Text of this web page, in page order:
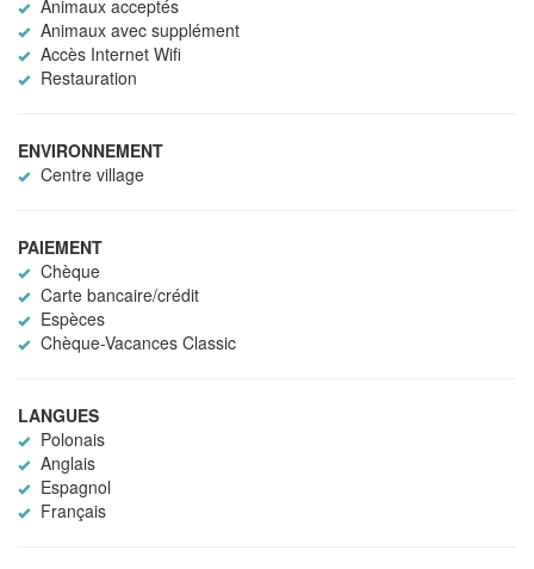
Animaux acceptés
Animaux avec supplément
Accès Internet Wifi
Restauration
ENVIRONNEMENT
Centre village
PAIEMENT
Chèque
Carte bancaire/crédit
Espèces
Chèque-Vacances Classic
LANGUES
Polonais
Anglais
Espagnol
Français